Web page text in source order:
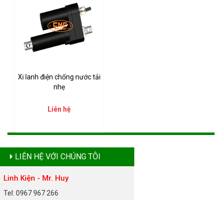
Xi lanh điện chống nước tải
nhẹ
Liên hệ
LIÊN HỆ VỚI CHÚNG TÔI
Linh Kiện - Mr. Huy
Tel: 0967 967 266